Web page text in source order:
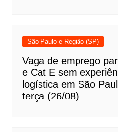
São Paulo e Região (SP)
Vaga de emprego
e Cat E sem
logística em São
terça (26/08)